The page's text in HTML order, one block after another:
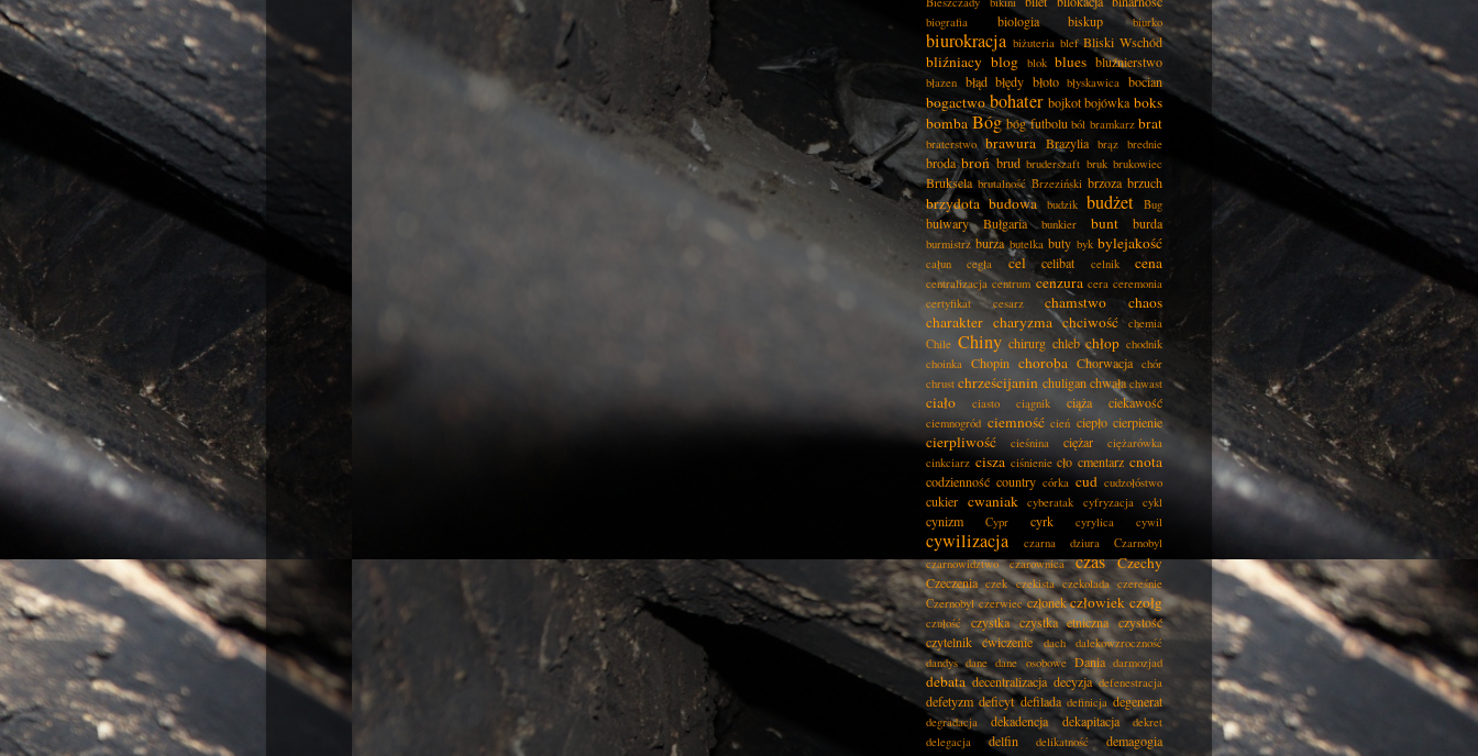
biografia biologia biskup biurko
biurokracja biżuteria blef Bliski Wschód
bliźniacy blog blok blues bluźnierstwo
błazen błąd błędy błoto błyskawica bocian
bogactwo bohater bojkot bojówka boks
bomba Bóg bóg futbolu ból bramkarz brat
braterstwo brawura Brazylia brąz brednie
broda broń brud bruderszaft bruk brukowiec
Bruksela brutalność Brzeziński brzoza brzuch
brzydota budowa budzik budżet Bug
bulwary Bułgaria bunkier bunt burda
burmistrz burza butelka buty byk bylejakość
całun cegła cel celibat celnik cena
centralizacja centrum cenzura cera ceremonia
certyfikat
cesarz chamstwo
chaos
charakter charyzma chciwość
chemia
Chile Chiny chirurg chleb chłop chodnik
choinka Chopin choroba Chorwacja chór
chrust chrześcijanin chuligan chwała chwast
ciało ciasto ciągnik ciąża ciekawość
ciemnogród ciemność cień ciepło cierpienie
cierpliwość cieśnina ciężar
ciężarówka
cinkciarz cisza ciśnienie cło cmentarz cnota
codzienność country córka cud cudzołóstwo
cukier cwaniak cyberatak cyfryzacja cykl
cynizm Cypr cyrk cyrylica cywil
cywilizacja czarna dziura
Czarnobyl
czarnowidztwo
czarownica czas Czechy
Czeczenia czek czekista czekolada czereśnie
Czernobyl czerwiec członek człowiek czołg
czułość czystka czystka etniczna czystość
czytelnik ćwiczenie dach
dalekowzroczność
dandys dane dane osobowe Dania darmozjad
debata decentralizacja decyzja defenestracja
defetyzm deficyt defilada definicja degenerat
degradacja dekadencja dekapitacja
dekret
delegacja
delfin delikatność
demagogia